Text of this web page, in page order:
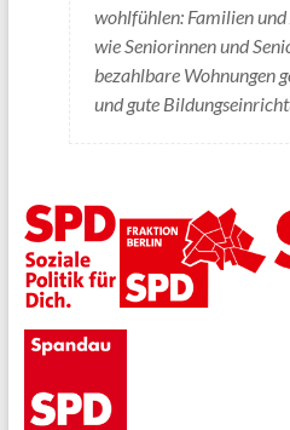
wohlfühlen: Familien
wie Seniorinnen und
bezahlbare Wohnungen
und gute